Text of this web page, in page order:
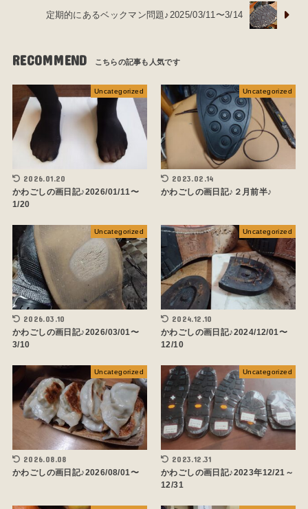
定期的にあるベックマン問題♪2025/03/11〜3/14
RECOMMEND
Uncategorized
2026.01.20
かわごしの画日記♪2026/01/11〜
1/20
Uncategorized
2023.02.14
かわごしの画日記♪２月前半♪
Uncategorized
2026.03.10
かわごしの画日記♪2026/03/01〜
3/10
Uncategorized
2024.12.10
かわごしの画日記♪2024/12/01〜
12/10
Uncategorized
2026.08.08
かわごしの画日記♪2026/08/01〜
Uncategorized
2023.12.31
かわごしの画日記♪2023年12/21～
12/31